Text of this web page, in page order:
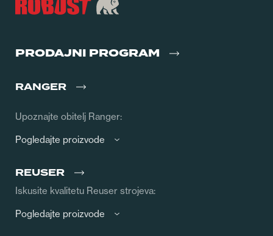
PRODAJNI PROGRAM
RANGER
Upoznajte obitelj Ranger:
Pogledajte proizvode
REUSER
Iskusite kvalitetu Reuser strojeva:
Pogledajte proizvode